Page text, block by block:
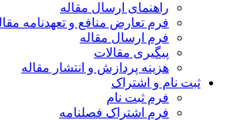
راهنمای ارسال مقاله
فرم تعارض منافع و تعهدنامه مقاله
فرم ارسال مقاله
پیگیری مقالات
هزینه پردازش و انتشار مقاله
ثبت نام و اشتراک
فرم ثبت نام
فرم اشتراک فصلنامه